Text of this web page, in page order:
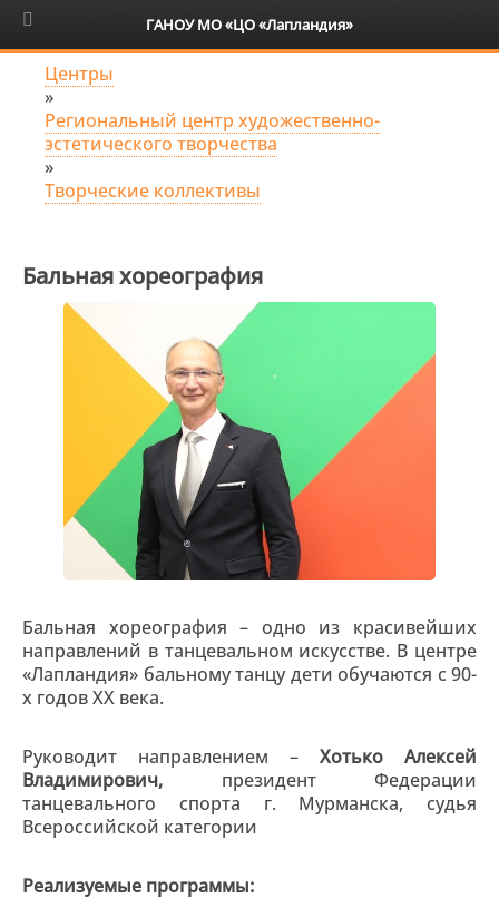
6+
Центры
»
Региональный центр художественно-
эстетического творчества
»
Творческие коллективы
Бальная хореография
Бальная хореография – одно из красивейших
направлений в танцевальном искусстве. В центре
«Лапландия» бальному танцу дети обучаются с 90-
х годов ХХ века.
Руководит направлением – Хотько Алексей
Владимирович, президент Федерации
танцевального спорта г. Мурманска, судья
Всероссийской категории
Реализуемые программы:
ГАНОУ МО «ЦО «Лапландия»